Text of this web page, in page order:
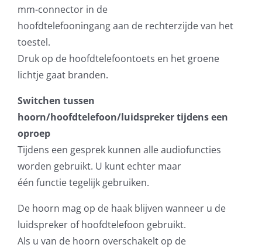
mm-connector in de
hoofdtelefooningang aan de rechterzijde van het
toestel.
Druk op de hoofdtelefoontoets en het groene
lichtje gaat branden.
Switchen tussen
hoorn/hoofdtelefoon/luidspreker tijdens een
oproep
Tijdens een gesprek kunnen alle audiofuncties
worden gebruikt. U kunt echter maar
één functie tegelijk gebruiken.
De hoorn mag op de haak blijven wanneer u de
luidspreker of hoofdtelefoon gebruikt.
Als u van de hoorn overschakelt op de